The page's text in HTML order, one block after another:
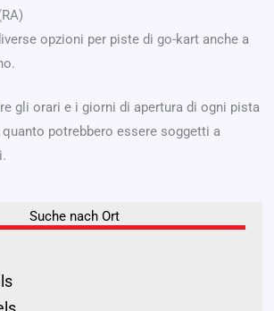
opzioni per piste di go-kart anche a
gli orari e i giorni di apertura di ogni pista
potrebbero essere soggetti a
Suche nach Ort